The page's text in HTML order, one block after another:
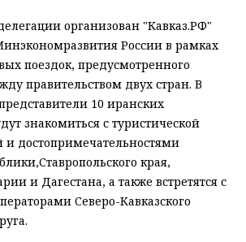
организован "Кавказ.РФ"
России в рамках
поездок, предусмотренного
правительством двух стран. В
10 иранских
знакомиться с туристической
и достопримечательностями
края,
и Дагестана, а также встретятся с
Северо-Кавказского